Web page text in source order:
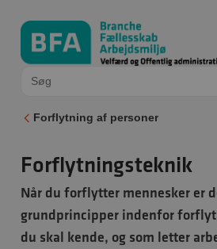
Forflytning af personer
Forflytningsteknik
Når du forflytter mennesker er
grundprincipper indenfor
du skal kende, og som letter